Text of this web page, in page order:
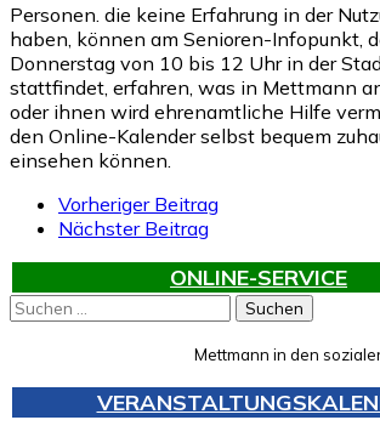
Personen. die keine Erfahrung in der
haben, können am Senioren-Infopunkt,
Donnerstag von 10 bis 12 Uhr in der
stattfindet, erfahren, was in Mettmann
oder ihnen wird ehrenamtliche Hilfe
den Online-Kalender selbst bequem
einsehen können.
Vorheriger Beitrag
Nächster Beitrag
ONLINE-SERVICE
Suchen
nach:
Mettmann in den